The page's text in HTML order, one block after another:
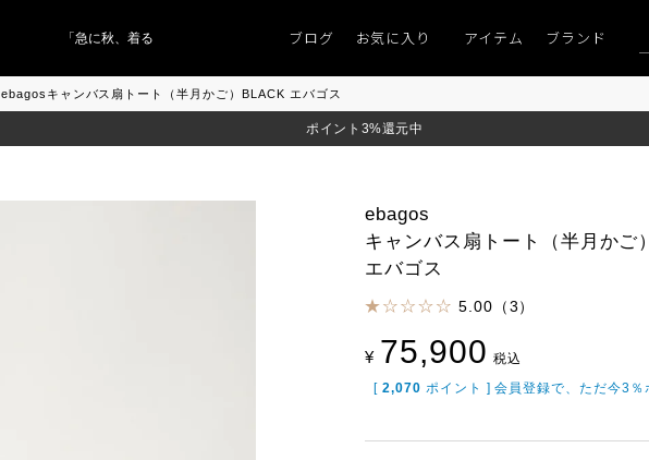
「急に秋、着るものがない」 「キレイなニット」 ポイント9％「マンスリーポイントキャンペーン
ブログ お気に入り アイテム ブランド
ebagosキャンバス扇トート（半月かご）BLACK エバゴス
ポイント3%還元中
ebagos
キャンバス扇トート（半月かご
エバゴス
5.00（3）
¥ 75,900 税込
[ 2,070 ポイント ] 会員登録で、ただ今3％